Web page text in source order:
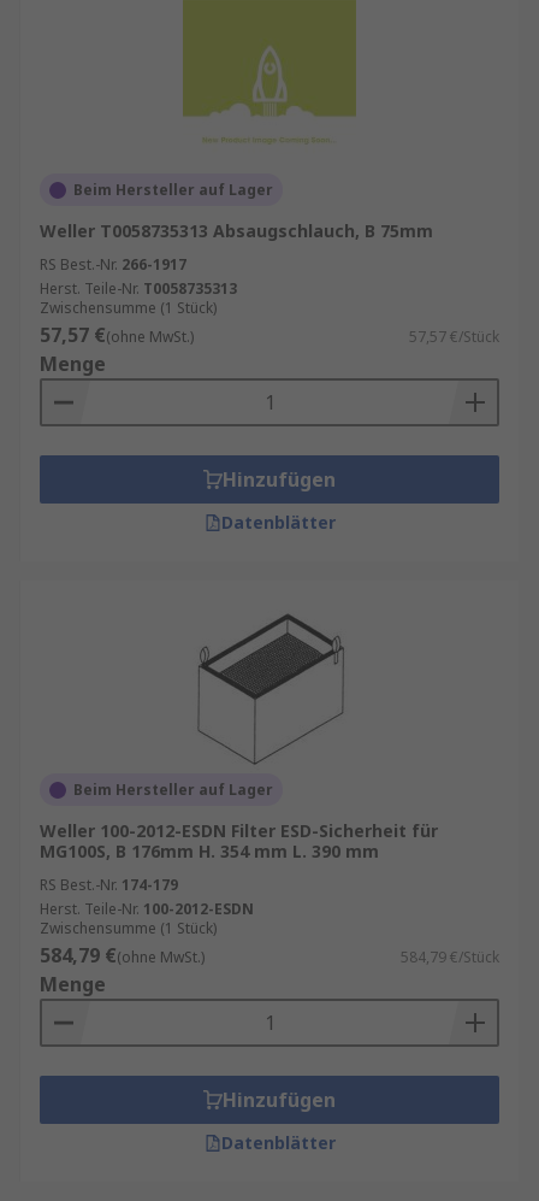
Beim Hersteller auf Lager
Weller T0058735313 Absaugschlauch, B 75mm
RS Best.-Nr. 266-1917
Herst. Teile-Nr. T0058735313
Zwischensumme (1 Stück)
57,57 €(ohne MwSt.) 57,57 €/Stück
Menge
Hinzufügen
Datenblätter
Beim Hersteller auf Lager
Weller 100-2012-ESDN Filter ESD-Sicherheit für
MG100S, B 176mm H. 354 mm L. 390 mm
RS Best.-Nr. 174-179
Herst. Teile-Nr. 100-2012-ESDN
Zwischensumme (1 Stück)
584,79 €(ohne MwSt.) 584,79 €/Stück
Menge
Hinzufügen
Datenblätter